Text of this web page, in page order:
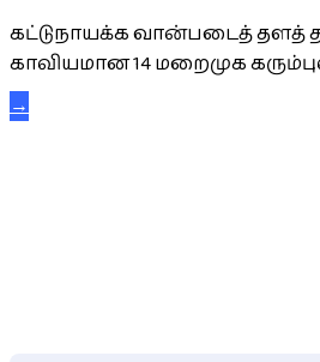
கட்டுநாயக்க வான்படைத் தளத்
காவியமான 14 மறைமுக
→